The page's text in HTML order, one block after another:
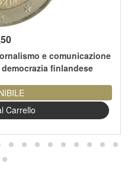
e comunicazione
finlandese
Carrello